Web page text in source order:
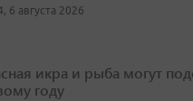
6 августа 2026
икра и рыба могут
году